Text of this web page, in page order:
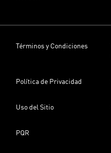
Términos y Condiciones
Política de Privacidad
Uso del Sitio
PQR